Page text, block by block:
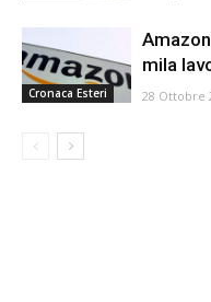
Cronaca Esteri
mila
28 Ottobre